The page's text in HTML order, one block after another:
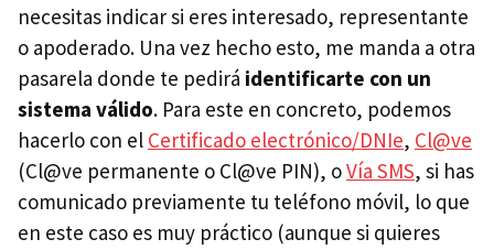
necesitas indicar si eres interesado, representante
o apoderado. Una vez hecho esto, me manda a otra
pasarela donde te pedirá identificarte con un
sistema válido. Para este en concreto, podemos
hacerlo con el Certificado electrónico/DNIe, Cl@ve
(Cl@ve permanente o Cl@ve PIN), oVía SMS, si has
comunicado previamente tu teléfono móvil, lo que
en este caso es muy práctico (aunque si quieres